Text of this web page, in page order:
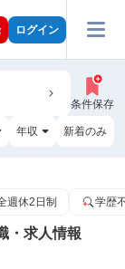
ログイン
条件保存
年収 新着のみ
週休2日制 学歴
・求人情報